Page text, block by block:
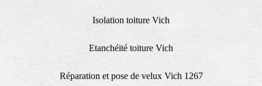
Isolation toiture Vich
Etanchéité toiture Vich
Réparation et pose de velux Vich 1267